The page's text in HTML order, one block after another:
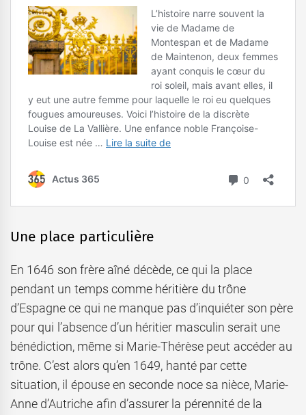
Une place particulière
En 1646 son frère aîné décède, ce qui la place
pendant un temps comme héritière du trône
d’Espagne ce qui ne manque pas d’inquiéter son père
pour qui l’absence d’un héritier masculin serait une
bénédiction, même si Marie-Thérèse peut accéder au
trône. C’est alors qu’en 1649, hanté par cette
situation, il épouse en seconde noce sa nièce, Marie-
Anne d’Autriche afin d’assurer la pérennité de la